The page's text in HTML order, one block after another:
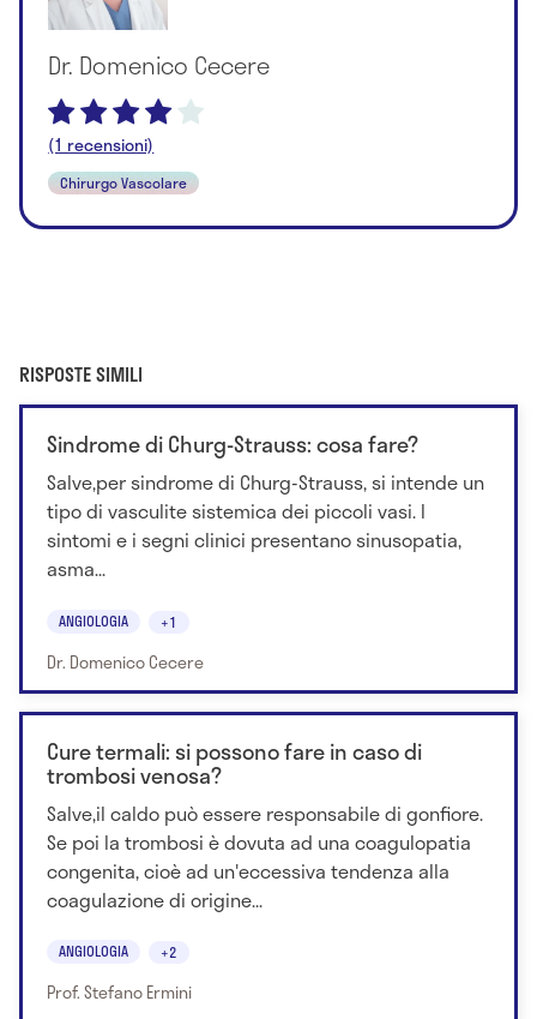
Dr. Domenico Cecere
(1 recensioni)
Chirurgo Vascolare
RISPOSTE SIMILI
Sindrome di Churg-Strauss: cosa fare?
Salve,per sindrome di Churg-Strauss, si intende un
tipo di vasculite sistemica dei piccoli vasi. I
sintomi e i segni clinici presentano sinusopatia,
asma...
ANGIOLOGIA +1
Dr. Domenico Cecere
Cure termali: si possono fare in caso di
trombosi venosa?
Salve,il caldo può essere responsabile di gonfiore.
Se poi la trombosi è dovuta ad una coagulopatia
congenita, cioè ad un'eccessiva tendenza alla
coagulazione di origine...
ANGIOLOGIA +2
Prof. Stefano Ermini